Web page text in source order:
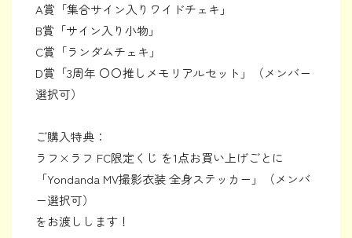
A賞「集合サイン入りワイドチェキ」
B賞「サイン入り小物」
C賞「ランダムチェキ」
D賞「3周年 〇〇推しメモリアルセット」（メンバー
選択可）
ご購入特典：
ラフ×ラフ FC限定くじ を1点お買い上げごとに
「Yondanda MV撮影衣装 全身ステッカー」（メンバ
ー選択可）
をお渡しします！